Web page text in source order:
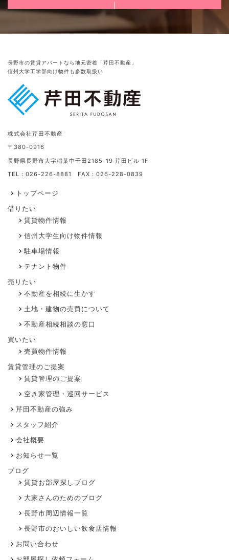
長野市の賃貸アパートなら地元密着「芹田不動産」
信州大学工学部向け物件も多数取扱い
株式会社芹田不動産
〒380-0916
長野県長野市大字稲葉中千田2185-19 芹田ビル 1F
TEL：026-226-8881 FAX：026-228-0839
トップページ
借りたい
賃貸物件情報
信州大学生向け物件情報
駐車場情報
テナント物件
売りたい
不動産を相続に生かす
土地・建物の売買について
不動産相続相談の窓口
買いたい
売買物件情報
賃貸管理のご提案
賃貸管理のご提案
空き家管理・巡回サービス
芹田不動産の強み
スタッフ紹介
会社概要
お知らせ一覧
ブログ
賃貸お部屋探しブログ
大家さんのためのブログ
長野市周辺情報一覧
長野市のおいしい飲食店情報
お問い合わせ